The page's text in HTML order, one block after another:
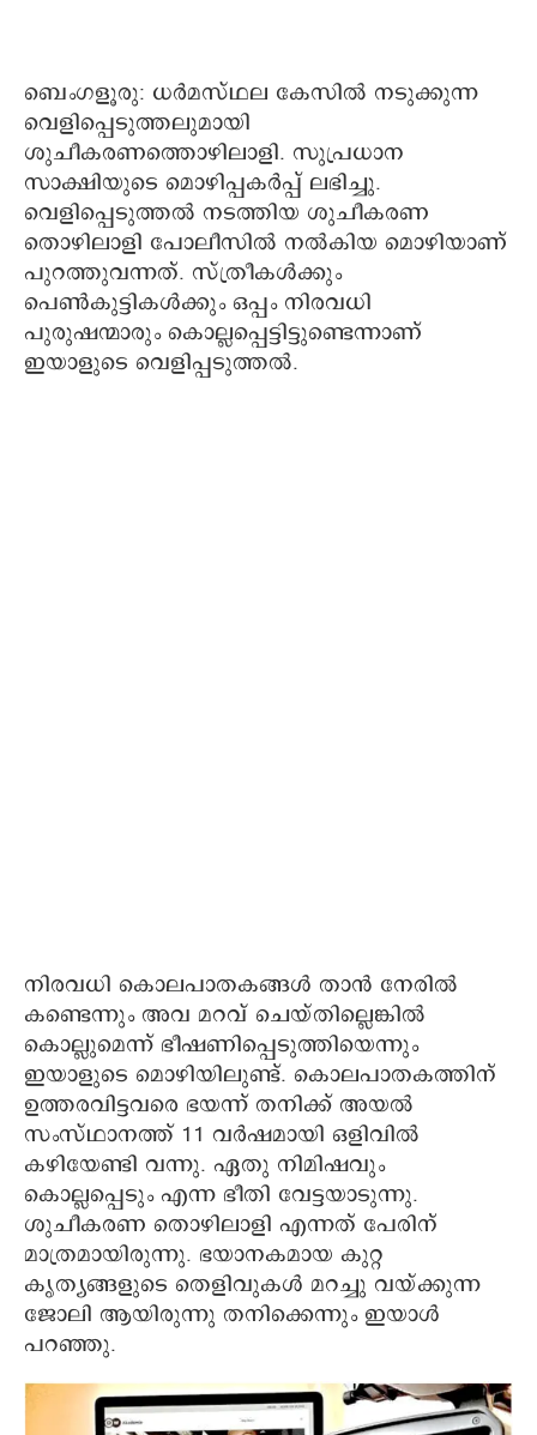
ബെം​ഗളൂരു: ധർമസ്ഥല കേസിൽ നടുക്കുന്ന
വെളിപ്പെടുത്തലുമായി
ശുചീകരണത്തൊഴിലാളി. സുപ്രധാന
സാക്ഷിയുടെ മൊഴിപ്പകർപ്പ് ലഭിച്ചു.
വെളിപ്പെടുത്തൽ നടത്തിയ ശുചീകരണ
തൊഴിലാളി പോലീസിൽ നൽകിയ മൊഴിയാണ്
പുറത്തുവന്നത്. സ്ത്രീകൾക്കും
പെൺകുട്ടികൾക്കും ഒപ്പം നിരവധി
പുരുഷന്മാരും കൊല്ലപ്പെട്ടിട്ടുണ്ടെന്നാണ്
ഇയാളുടെ വെളിപ്പടുത്തൽ.
നിരവധി കൊലപാതകങ്ങൾ താൻ നേരിൽ
കണ്ടെന്നും അവ മറവ് ചെയ്തില്ലെങ്കിൽ
കൊല്ലുമെന്ന് ഭീഷണിപ്പെടുത്തിയെന്നും
ഇയാളുടെ മൊഴിയിലുണ്ട്. കൊലപാതകത്തിന്
ഉത്തരവിട്ടവരെ ഭയന്ന് തനിക്ക് അയൽ
സംസ്ഥാനത്ത് 11 വർഷമായി ഒളിവിൽ
കഴിയേണ്ടി വന്നു. ഏതു നിമിഷവും
കൊല്ലപ്പെടും എന്ന ഭീതി വേട്ടയാടുന്നു.
ശുചീകരണ തൊഴിലാളി എന്നത് പേരിന്
മാത്രമായിരുന്നു. ഭയാനകമായ കുറ്റ
കൃത്യങ്ങളുടെ തെളിവുകൾ മറച്ചു വയ്ക്കുന്ന
ജോലി ആയിരുന്നു തനിക്കെന്നും ഇയാൾ‌
പറഞ്ഞു.